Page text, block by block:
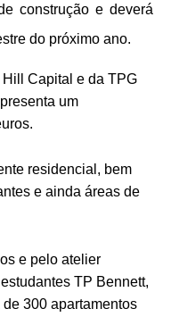
construção e deverá
do próximo ano.
Capital e da TPG
um
residencial, bem
e ainda áreas de
e pelo atelier
TP Bennett,
300 apartamentos